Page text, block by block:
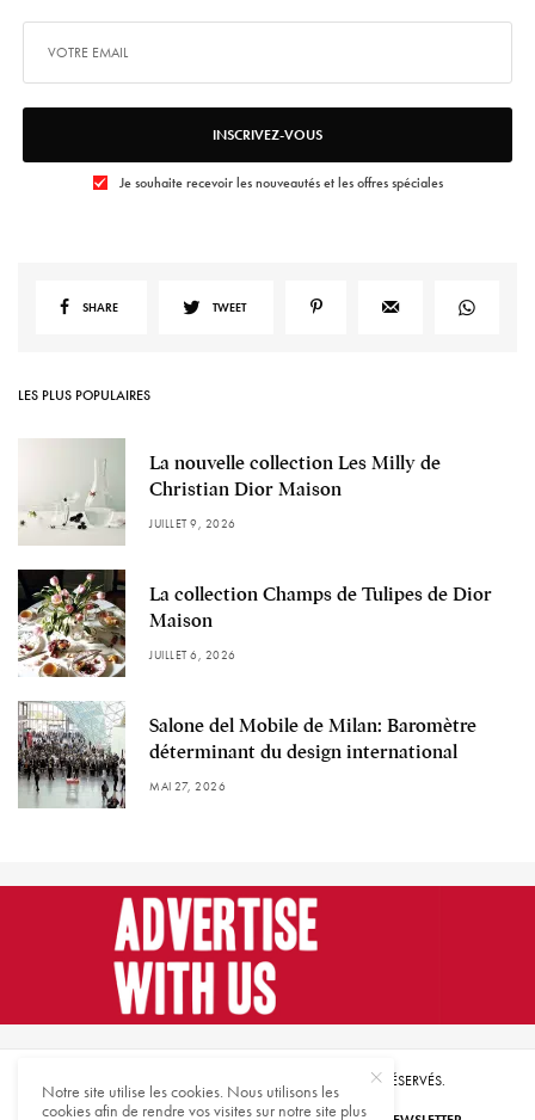
INSCRIVEZ-VOUS
Je souhaite recevoir les nouveautés et les offres spéciales
SHARE TWEET
LES PLUS POPULAIRES
La nouvelle collection Les Milly de
Christian Dior Maison
JUILLET 9, 2026
La collection Champs de Tulipes de Dior
Maison
JUILLET 6, 2026
Salone del Mobile de Milan: Baromètre
déterminant du design international
MAI 27, 2026
© 2021 HARMONIES MAGAZINE. TOUS DROITS RÉSERVÉS.
Notre site utilise les cookies. Nous utilisons les
cookies afin de rendre vos visites sur notre site plus